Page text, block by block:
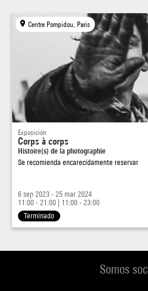
Centre Pompidou, Paris
Exposición
Corps à corps
Histoire(s) de la photographie
Se recomienda encarecidamente reservar
6 sep 2023 - 25 mar 2024
11:00 - 21:00
11:00 - 23:00
Terminado
Somos